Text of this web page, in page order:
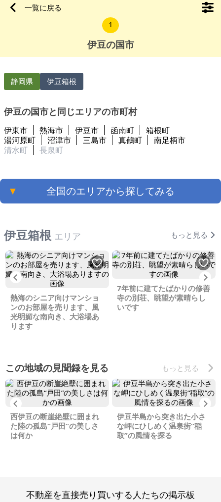
豆長岡駅まで徒歩2０分、スーパー(マックスバリュー伊豆長岡
店)まで徒歩１３分、小学校まで徒歩１８分です。近くに中小リ
ハビリ型病院が多数ありますので、リハビリ目的にて長期的に
一覧に戻る
1
伊豆の国市
静岡県 伊豆箱根
伊豆の国市と同じエリアの市町村
伊東市 熱海市 伊豆市 函南町
箱根町
湯河原町
沼津市 三島市 真鶴町
南足柄市
清水町
長泉町
▼ 全国のエリアから探してみる
伊豆箱根 エリア もっと見る
Previous
熱海のシニア向けマンショ
ンのお部屋を売ります、風
光明媚な南向き、大浴場あ
ります
7年前に建てたばかりの修善
寺の別荘、眺望が素晴らし
いです
この地域の見聞録を見る もっと見る
Previous
西伊豆の断崖絶壁に囲まれ
た陸の孤島“戸田”の美しさ
は何か
伊豆半島から突き出た小さ
な岬にひしめく温泉街“稲
取”の風情を探る
不動産を直接売り買いする人たちの掲示板